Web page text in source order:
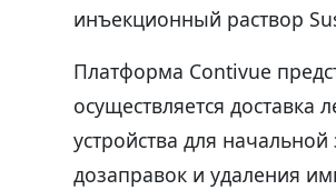
инъекционный раствор
Платформа Contivue
осуществляется доставка
устройства для
дозаправок и удаления